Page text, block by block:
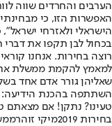
הערבים והחרדים שווה
האפשרות הזו, כי
הישראלי ולאזרחי ישראל",
בכחול לבן תקפו את דברי
רוצה בחירות. אנחנו
למאמץ להקמת ממשלת
שאליהן גורר אדם אחד
השתתפה בהכנת הידיעה:
טעינו? נתקן! אם
בחירות 2019
מיקי זוהר